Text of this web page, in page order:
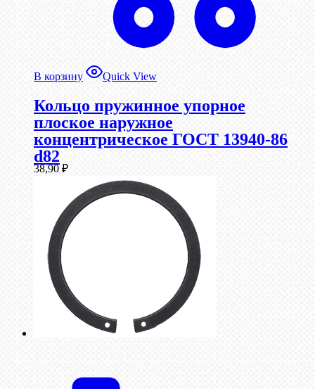
В корзину Quick View
Кольцо пружинное упорное
плоское наружное
концентрическое ГОСТ 13940-86
d82
38,90₽